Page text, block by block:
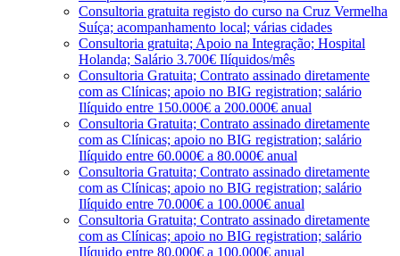
Consultoria gratuita registo do curso na Cruz Vermelha
Suíça; acompanhamento local; várias cidades
Consultoria gratuita; Apoio na Integração; Hospital
Holanda; Salário 3.700€ Ilíquidos/mês
Consultoria Gratuita; Contrato assinado diretamente
com as Clínicas; apoio no BIG registration; salário
Ilíquido entre 150.000€ a 200.000€ anual
Consultoria Gratuita; Contrato assinado diretamente
com as Clínicas; apoio no BIG registration; salário
Ilíquido entre 60.000€ a 80.000€ anual
Consultoria Gratuita; Contrato assinado diretamente
com as Clínicas; apoio no BIG registration; salário
Ilíquido entre 70.000€ a 100.000€ anual
Consultoria Gratuita; Contrato assinado diretamente
com as Clínicas; apoio no BIG registration; salário
Ilíquido entre 80.000€ a 100.000€ anual